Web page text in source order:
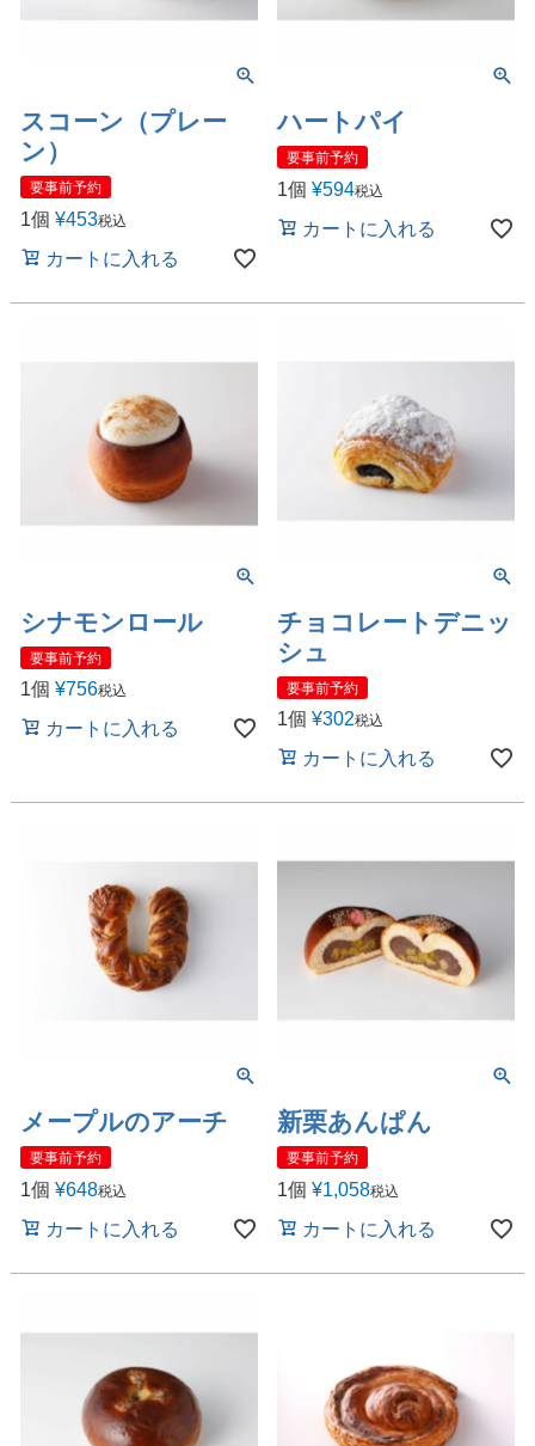
スコーン（プレー
ン）
要事前予約
1個 ¥453税込
カートに入れる
ハートパイ
要事前予約
1個 ¥594税込
カートに入れる
シナモンロール
要事前予約
1個 ¥756税込
カートに入れる
チョコレートデニッ
シュ
要事前予約
1個 ¥302税込
カートに入れる
メープルのアーチ
要事前予約
1個 ¥648税込
カートに入れる
新栗あんぱん
要事前予約
1個 ¥1,058税込
カートに入れる